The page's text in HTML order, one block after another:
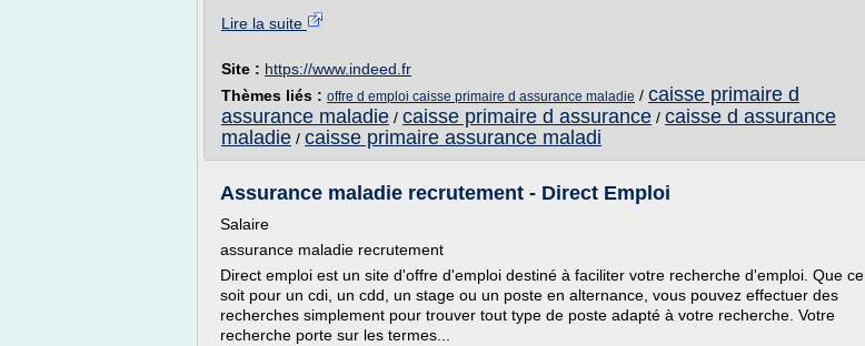
Lire la suite
Site : https://www.indeed.fr
Thèmes liés : offre d emploi caisse primaire d assurance maladie / caisse primaire d
assurance maladie / caisse primaire d assurance / caisse d assurance
maladie / caisse primaire assurance maladi
Assurance maladie recrutement - Direct Emploi
Salaire
assurance maladie recrutement
Direct emploi est un site d'offre d'emploi destiné à faciliter votre recherche d'emploi. Que ce
soit pour un cdi, un cdd, un stage ou un poste en alternance, vous pouvez effectuer des
recherches simplement pour trouver tout type de poste adapté à votre recherche. Votre
recherche porte sur les termes...